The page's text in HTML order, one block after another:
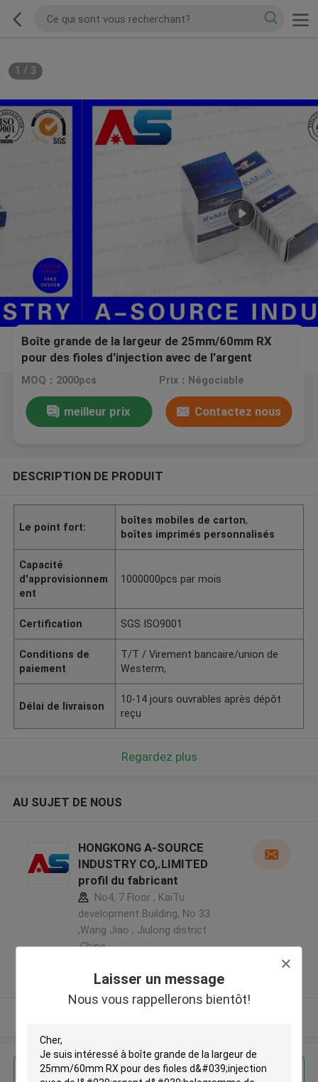
Laisser un message
Nous vous rappellerons bientôt!
1 / 3
Boîte grande de la largeur de 25mm/60mm RX
pour des fioles d'injection avec de l'argent
d'hologramme de laser métallique
MOQ：2000pcs Prix：Négociable
meilleur prix Contactez nous
DESCRIPTION DE PRODUIT
Le point fort:
boîtes mobiles de carton,
boîtes imprimés personnalisés
Capacité
d'approvisionnem
ent
1000000pcs par mois
Certification SGS ISO9001
Conditions de
paiement
T/T / Virement bancaire/union de
Westerm,
Délai de livraison
10-14 jours ouvrables après dépôt
reçu
Regardez plus
AU SUJET DE NOUS
HONGKONG A-SOURCE
INDUSTRY CO,.LIMITED
profil du fabricant
No4, 7 Floor , KaiTu
development Building, No 33
,Wang Jiao , Jiulong district
,Chine
Fournisseur vérifié